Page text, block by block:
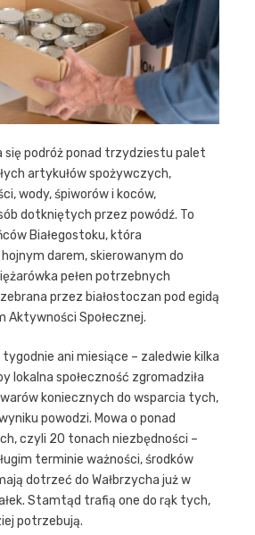
się podróż ponad trzydziestu palet
artykułów spożywczych,
wody, śpiworów i koców,
dotkniętych przez powódź. To
Białegostoku, która
darem, skierowanym do
pełen potrzebnych
przez białostoczan pod egidą
Aktywności Społecznej.
tygodnie ani miesiące – zaledwie kilka
lokalna społeczność zgromadziła
koniecznych do wsparcia tych,
powodzi. Mowa o ponad
czyli 20 tonach niezbędności –
terminie ważności, środków
dotrzeć do Wałbrzycha już w
Stamtąd trafią one do rąk tych,
potrzebują.